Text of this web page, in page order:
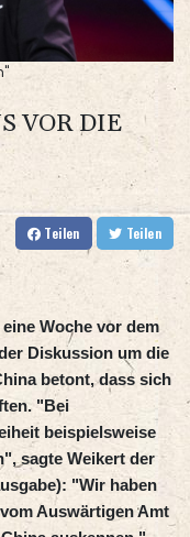
VOR DIE
Teilen Teilen
Woche vor dem
Diskussion um die
betont, dass sich
"Bei
beispielsweise
sagte Weikert der
"Wir haben
Auswärtigen Amt